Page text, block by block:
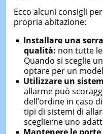
Ecco alcuni consigli
propria abitazione:
Installare una
qualità: non tutte
Quando si sceglie
optare per un
Utilizzare un
allarme può
dell’ordine in caso
tipi di sistemi di
sceglierne uno